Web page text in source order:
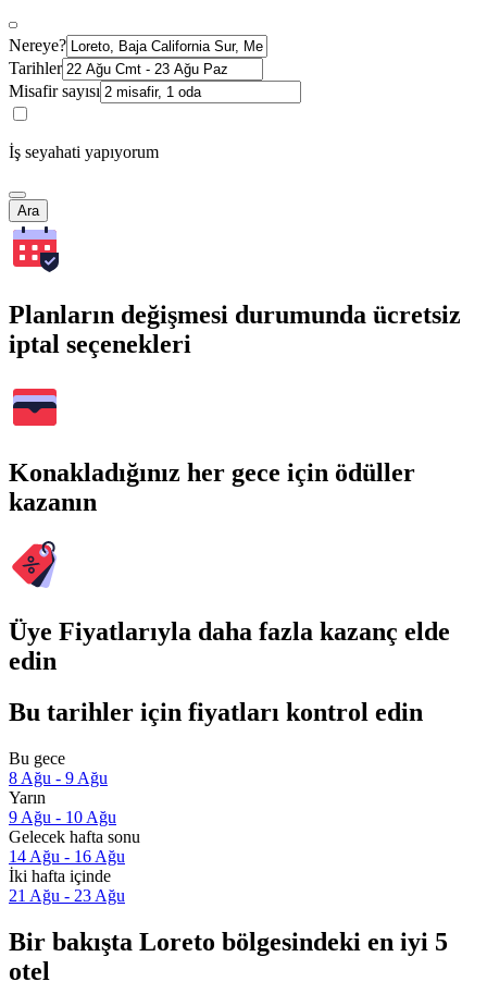
Nereye?
Tarihler
Misafir sayısı
İş seyahati yapıyorum
Ara
Planların değişmesi durumunda ücretsiz
iptal seçenekleri
Konakladığınız her gece için ödüller
kazanın
Üye Fiyatlarıyla daha fazla kazanç elde
edin
Bu tarihler için fiyatları kontrol edin
Bu gece
8 Ağu - 9 Ağu
Yarın
9 Ağu - 10 Ağu
Gelecek hafta sonu
14 Ağu - 16 Ağu
İki hafta içinde
21 Ağu - 23 Ağu
Bir bakışta Loreto bölgesindeki en iyi 5
otel